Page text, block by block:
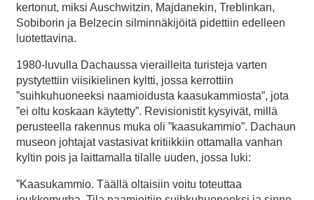
kertonut, miksi Auschwitzin, Majdanekin, Treblinkan,
Sobiborin ja Belzecin silminnäkijöitä pidettiin edelleen
luotettavina.
1980-luvulla Dachaussa vierailleita turisteja varten
pystytettiin viisikielinen kyltti, jossa kerrottiin
”suihkuhuoneeksi naamioidusta kaasukammiosta”, jota
”ei oltu koskaan käytetty”. Revisionistit kysyivät, millä
perusteella rakennus muka oli ”kaasukammio”. Dachaun
museon johtajat vastasivat kritiikkiin ottamalla vanhan
kyltin pois ja laittamalla tilalle uuden, jossa luki:
”Kaasukammio. Täällä oltaisiin voitu toteuttaa